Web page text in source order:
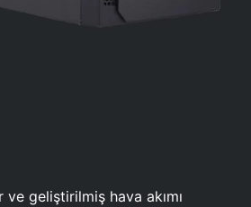
geliştirilmiş hava akımı